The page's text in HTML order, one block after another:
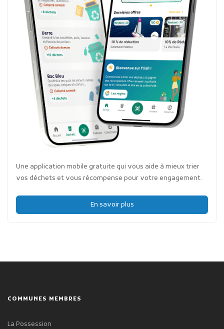
Une application mobile gratuite qui vous aide à mieux trier
vos déchets et vous récompense pour votre engagement.
En savoir plus
COMMUNES MEMBRES
La Possession